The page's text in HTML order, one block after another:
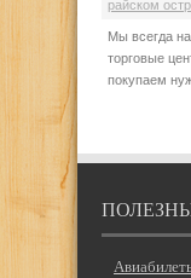
райском
Мы всегда
торговые
покупаем